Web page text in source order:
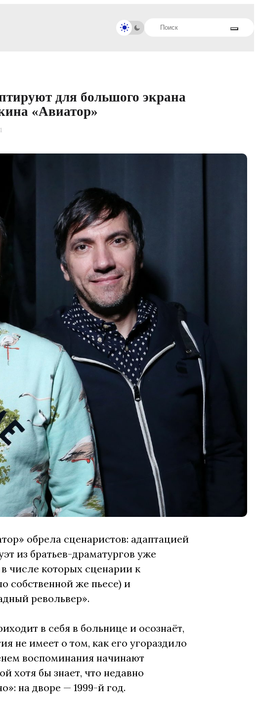
для большого экрана
«Авиатор»
обрела сценаристов: адаптацией
из братьев-драматургов уже
числе которых сценарии к
собственной же пьесе) и
револьвер».
в себя в больнице и осознаёт,
не имеет о том, как его угораздило
воспоминания начинают
хотя бы знает, что недавно
на дворе — 1999-й год.